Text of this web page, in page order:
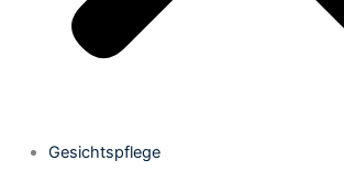
Gesichtspflege